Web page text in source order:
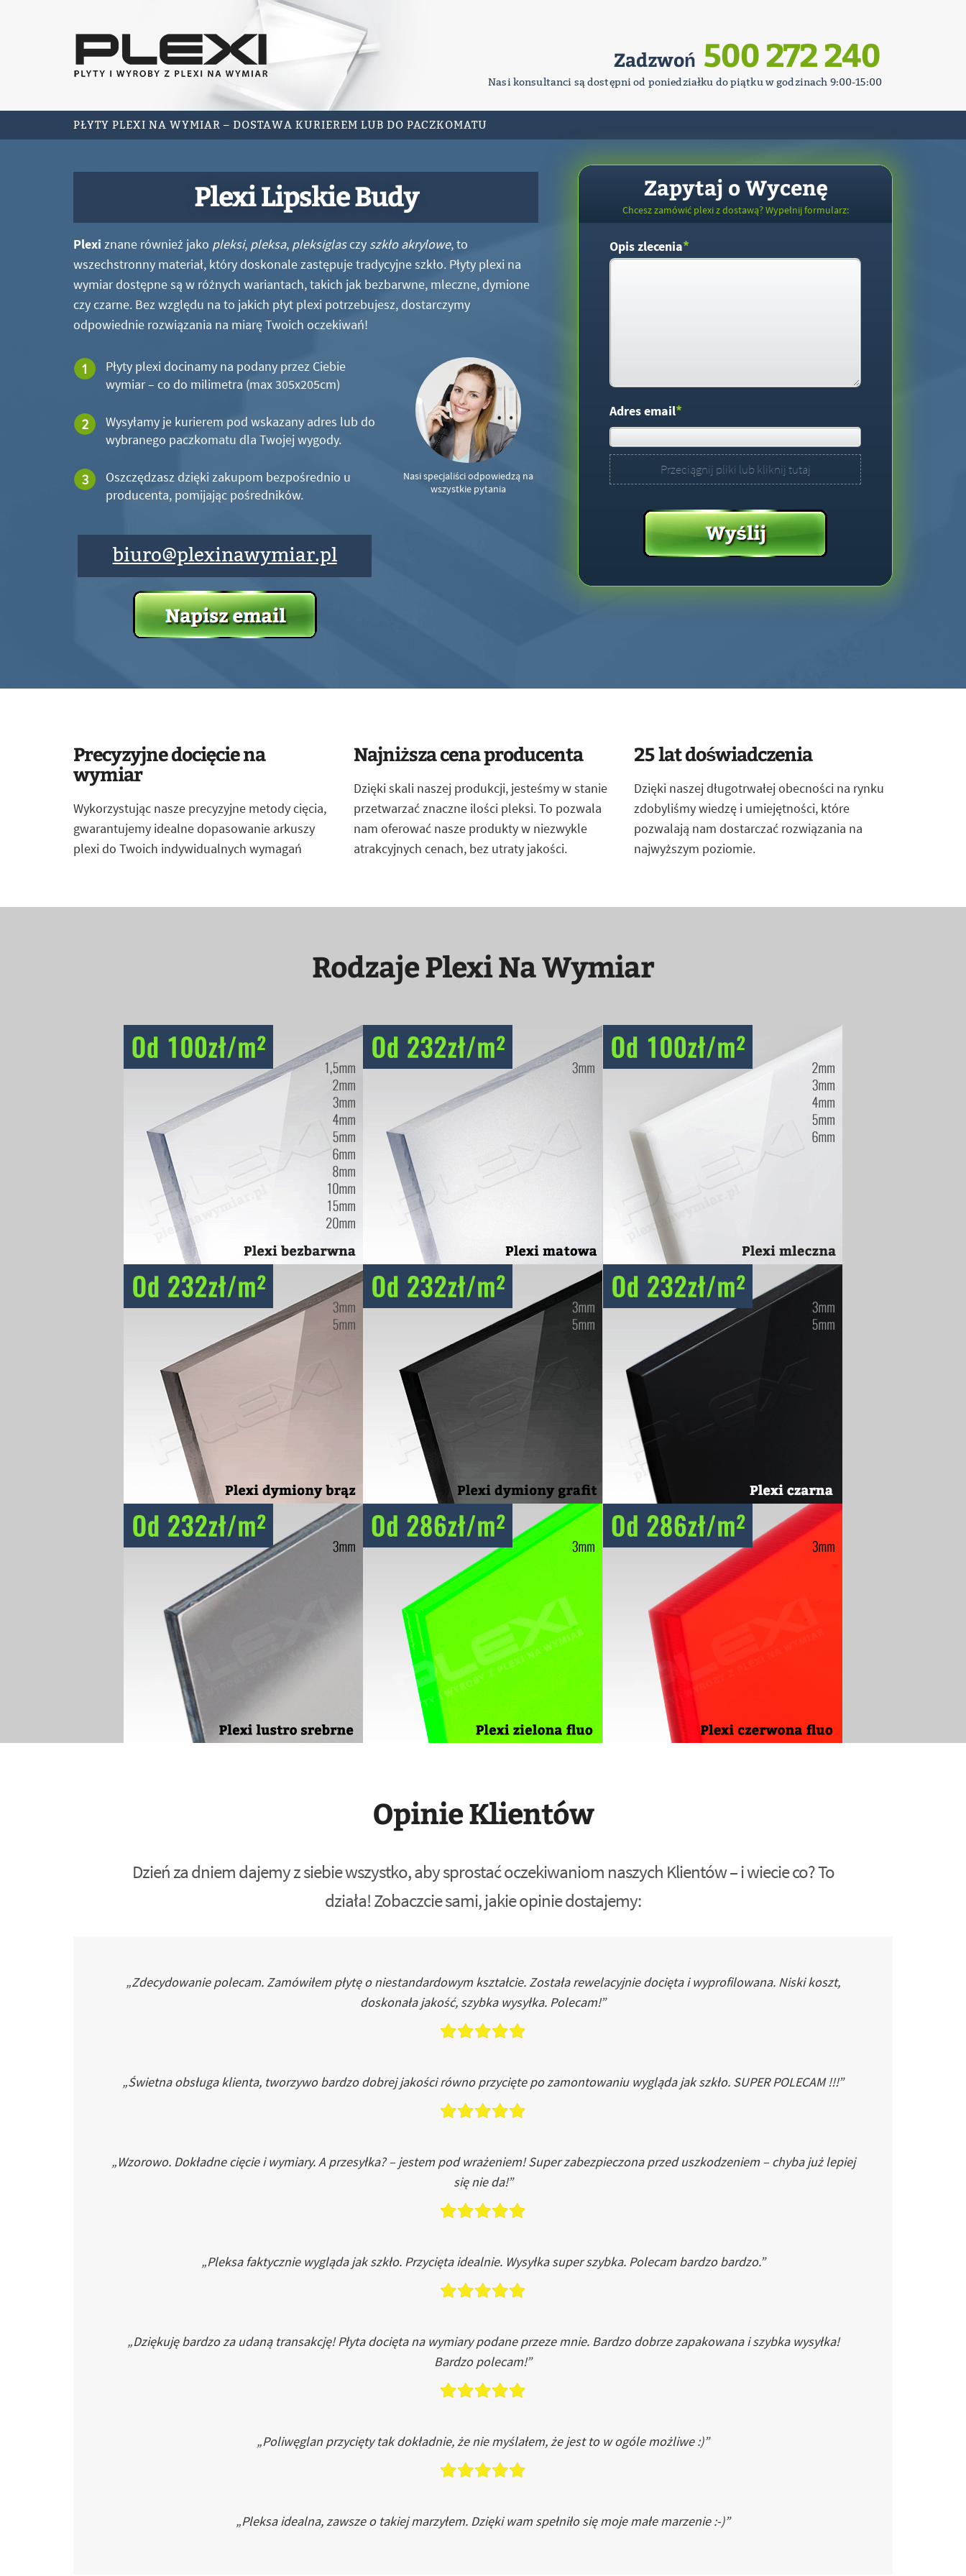
Zadzwoń 500 272 240
Nasi konsultanci są dostępni od poniedziałku do piątku w godzinach 9:00-15:00
PŁYTY PLEXI NA WYMIAR – DOSTAWA KURIEREM LUB DO PACZKOMATU
Plexi Lipskie Budy
Plexi znane również jako pleksi, pleksa, pleksiglasczy szkło akrylowe, to
wszechstronny materiał, który doskonale zastępuje tradycyjne szkło. Płyty plexi na
wymiar dostępne są w różnych wariantach, takich jak bezbarwne, mleczne, dymione
czy czarne. Bez względu na to jakich płyt plexi potrzebujesz, dostarczymy
odpowiednie rozwiązania na miarę Twoich oczekiwań!
Płyty plexi docinamy na podany przez Ciebie
wymiar – co do milimetra (max 305x205cm)
Wysyłamy je kurierem pod wskazany adres lub do
wybranego paczkomatu dla Twojej wygody.
Oszczędzasz dzięki zakupom bezpośrednio u
producenta, pomijając pośredników.
biuro@plexinawymiar.pl
Nasi specjaliści odpowiedzą na
wszystkie pytania
Zapytaj o Wycenę
Chcesz zamówić plexi z dostawą? Wypełnij formularz:
Opis zlecenia*
Adres email*
Przeciągnij pliki lub kliknij tutaj
Precyzyjne docięcie na
wymiar
Wykorzystując nasze precyzyjne metody cięcia,
gwarantujemy idealne dopasowanie arkuszy
plexi do Twoich indywidualnych wymagań
Najniższa cena producenta
Dzięki skali naszej produkcji, jesteśmy w stanie
przetwarzać znaczne ilości pleksi. To pozwala
nam oferować nasze produkty w niezwykle
atrakcyjnych cenach, bez utraty jakości.
25 lat doświadczenia
Dzięki naszej długotrwałej obecności na rynku
zdobyliśmy wiedzę i umiejętności, które
pozwalają nam dostarczać rozwiązania na
najwyższym poziomie.
Rodzaje Plexi Na Wymiar
Opinie Klientów
Dzień za dniem dajemy z siebie wszystko, aby sprostać oczekiwaniom naszych Klientów – i wiecie co? To
działa! Zobaczcie sami, jakie opinie dostajemy:
„Zdecydowanie polecam. Zamówiłem płytę o niestandardowym kształcie. Została rewelacyjnie docięta i wyprofilowana. Niski koszt,
doskonała jakość, szybka wysyłka. Polecam!”
„Świetna obsługa klienta, tworzywo bardzo dobrej jakości równo przycięte po zamontowaniu wygląda jak szkło. SUPER POLECAM !!!”
„Wzorowo. Dokładne cięcie i wymiary. A przesyłka? – jestem pod wrażeniem! Super zabezpieczona przed uszkodzeniem – chyba już lepiej
się nie da!”
„Pleksa faktycznie wygląda jak szkło. Przycięta idealnie. Wysyłka super szybka. Polecam bardzo bardzo.”
„Dziękuję bardzo za udaną transakcję! Płyta docięta na wymiary podane przeze mnie. Bardzo dobrze zapakowana i szybka wysyłka!
Bardzo polecam!”
„Poliwęglan przycięty tak dokładnie, że nie myślałem, że jest to w ogóle możliwe :)”
„Pleksa idealna, zawsze o takiej marzyłem. Dzięki wam spełniło się moje małe marzenie :-)”